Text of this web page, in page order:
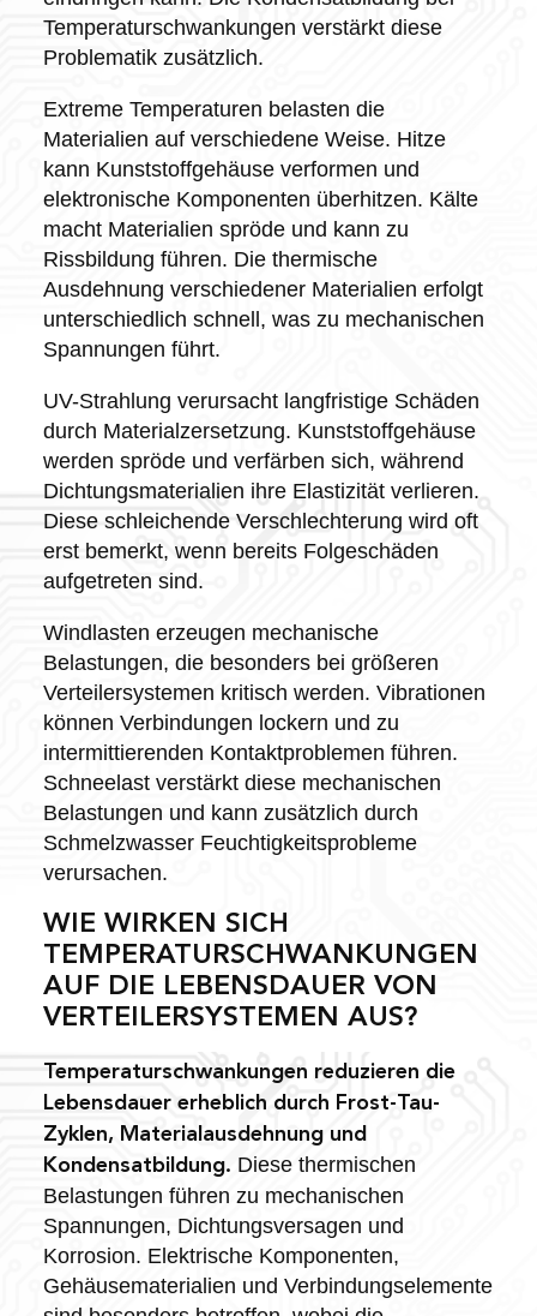
Temperaturschwankungen verstärkt diese
Problematik zusätzlich.
Extreme Temperaturen belasten die
Materialien auf verschiedene Weise. Hitze
kann Kunststoffgehäuse verformen und
elektronische Komponenten überhitzen. Kälte
macht Materialien spröde und kann zu
Rissbildung führen. Die thermische
Ausdehnung verschiedener Materialien erfolgt
unterschiedlich schnell, was zu mechanischen
Spannungen führt.
UV-Strahlung verursacht langfristige Schäden
durch Materialzersetzung. Kunststoffgehäuse
werden spröde und verfärben sich, während
Dichtungsmaterialien ihre Elastizität verlieren.
Diese schleichende Verschlechterung wird oft
erst bemerkt, wenn bereits Folgeschäden
aufgetreten sind.
Windlasten erzeugen mechanische
Belastungen, die besonders bei größeren
Verteilersystemen kritisch werden. Vibrationen
können Verbindungen lockern und zu
intermittierenden Kontaktproblemen führen.
Schneelast verstärkt diese mechanischen
Belastungen und kann zusätzlich durch
Schmelzwasser Feuchtigkeitsprobleme
verursachen.
WIE WIRKEN SICH
TEMPERATURSCHWANKUNGEN
AUF DIE LEBENSDAUER VON
VERTEILERSYSTEMEN AUS?
Temperaturschwankungen reduzieren die
Lebensdauer erheblich durch Frost-Tau-
Zyklen, Materialausdehnung und
Kondensatbildung. Diese thermischen
Belastungen führen zu mechanischen
Spannungen, Dichtungsversagen und
Korrosion. Elektrische Komponenten,
Gehäusematerialien und Verbindungselemente